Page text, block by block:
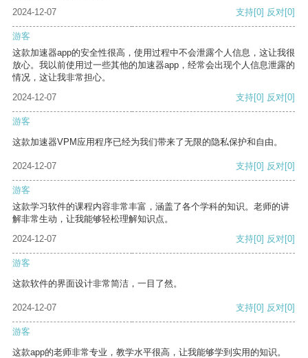
2024-12-07
支持[0] 反对[0]
游客
这款加速器app的安全性很高，使用过程中不会泄露个人信息，这让我很
放心。我以前使用过一些其他的加速器app，经常会出现个人信息泄露的
情况，这让我非常担心。
2024-12-07
支持[0] 反对[0]
游客
这款加速器VPM应用程序已经为我们带来了无限的隐私保护和自由。
2024-12-07 支持[0] 反对[0]
游客
这款学习软件的课程内容非常丰富，涵盖了各个学科的知识。老师的讲
解非常生动，让我能够轻松理解知识点。
2024-12-07
支持[0] 反对[0]
游客
这款软件的界面设计非常简洁，一目了然。
2024-12-07 支持[0] 反对[0]
游客
这款app的老师非常专业，教学水平很高，让我能够学到实用的知识。